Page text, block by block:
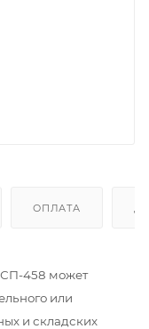
ОПЛАТА
458 может
или
и складских